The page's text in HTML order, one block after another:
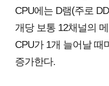
CPU에는 D램(주로
개당 보통 12채널의
CPU가 1개 늘어날 때
증가한다.